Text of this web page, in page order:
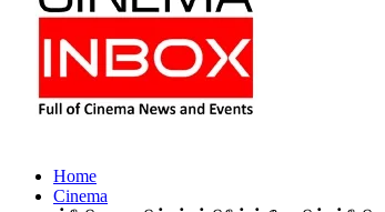
Home
Cinema